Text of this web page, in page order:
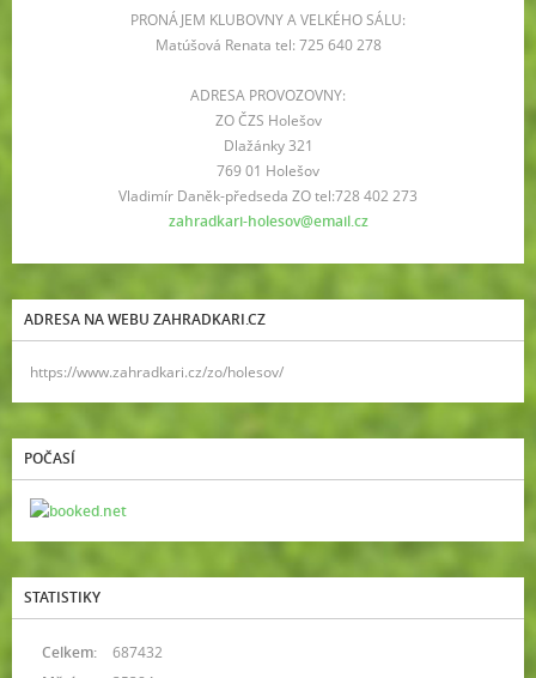
PRONÁJEM KLUBOVNY A VELKÉHO SÁLU:
Matúšová Renata tel: 725 640 278
ADRESA PROVOZOVNY:
ZO ČZS Holešov
Dlažánky 321
769 01 Holešov
Vladimír Daněk-předseda ZO tel:728 402 273
zahradkari-holesov@email.cz
ADRESA NA WEBU ZAHRADKARI.CZ
https://www.zahradkari.cz/zo/holesov/
POČASÍ
STATISTIKY
Celkem:
687432